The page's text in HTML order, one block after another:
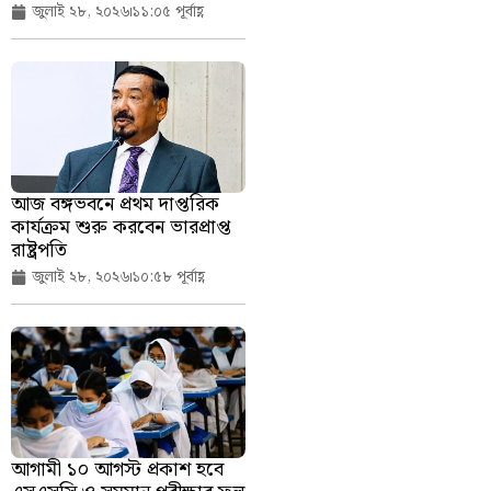
জুলাই ২৮, ২০২৬১১:০৫ পূর্বাহ্ণ
আজ বঙ্গভবনে প্রথম দাপ্তরিক
কার্যক্রম শুরু করবেন ভারপ্রাপ্ত
রাষ্ট্রপতি
জুলাই ২৮, ২০২৬১০:৫৮ পূর্বাহ্ণ
আগামী ১০ আগস্ট প্রকাশ হবে